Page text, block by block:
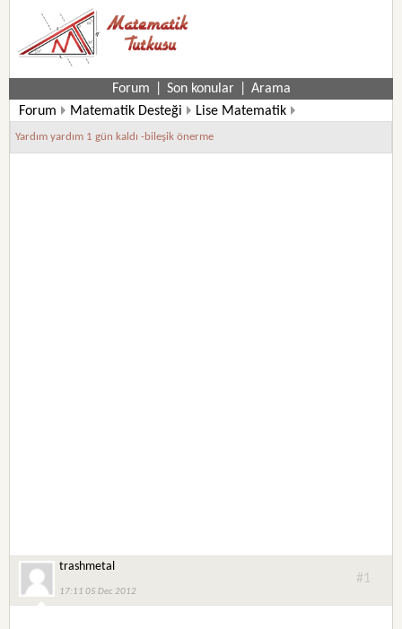
Forum Son konular
Arama
Forum
Matematik Desteği
Lise Matematik
9. Sınıf Matematik Soruları
Yardım yardım 1 gün kaldı -bileşik önerme
trashmetal
17:11 05 Dec 2012
#1